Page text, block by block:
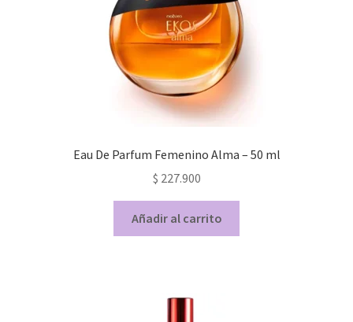
Eau De Parfum Femenino Alma – 50 ml
$ 227.900
Añadir al carrito